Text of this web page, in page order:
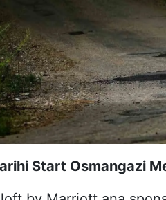
Start Osmangazi